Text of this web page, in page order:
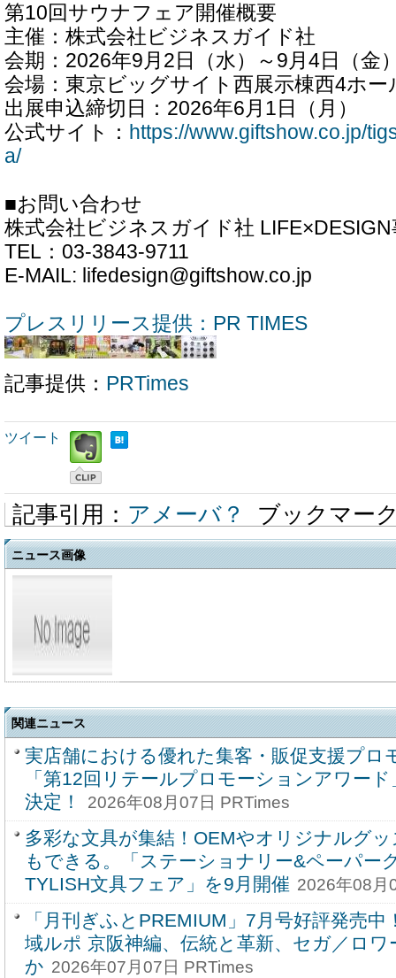
第10回サウナフェア開催概要
主催：株式会社ビジネスガイド社
会期：2026年9月2日（水）～9月4日（金
会場：東京ビッグサイト西展示棟西4ホー
出展申込締切日：2026年6月1日（月）
公式サイト： https://www.giftshow.co.jp/
a/
■お問い合わせ
株式会社ビジネスガイド社
TEL：03-3843-9711
E-MAIL: lifedesign@giftshow.co.jp
プレスリリース提供：PR TIMES
記事提供： PRTimes
ツイート
記事引用： アメーバ？ ブックマー
ニュース画像
関連ニュース
実店舗における優れた集客・販促支援プロ
「第12回リテールプロモーションアワー
決定！
2026年08月07日 PRTimes
多彩な文具が集結！OEMやオリジナルグ
もできる。「ステーショナリー&ペーパー
TYLISH文具フェア」を9月開催 2026年08月
「月刊ぎふとPREMIUM」7月号好評発売
域ルポ 京阪神編、伝統と革新、セガ／ロワ
か 2026年07月07日 PRTimes